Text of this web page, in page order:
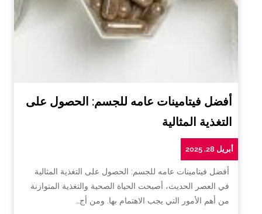
أفضل فيتامينات عامه للجسم: الحصول على
التغذية المثالية
أبريل 28, 2025
أفضل فيتامينات عامه للجسم: الحصول على التغذية المثالية
في العصر الحديث، أصبحت الحياة الصحية والتغذية المتوازنة
من أهم الأمور التي يجب الاهتمام بها. ومن أج…